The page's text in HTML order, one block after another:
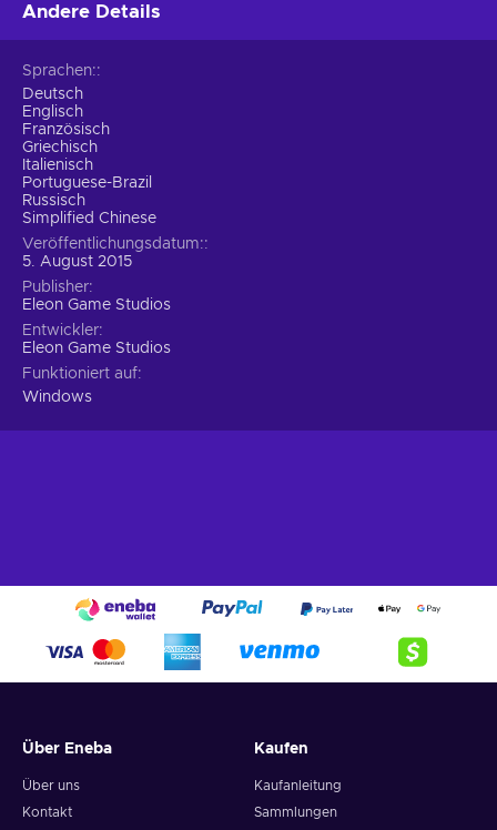
Andere Details
Sprachen:
Deutsch
Englisch
Französisch
Griechisch
Italienisch
Portuguese-Brazil
Russisch
Simplified Chinese
Veröffentlichungsdatum:
5. August 2015
Publisher
Eleon Game Studios
Entwickler
Eleon Game Studios
Funktioniert auf
Windows
Über Eneba
Über uns
Kontakt
Kaufen
Kaufanleitung
Sammlungen